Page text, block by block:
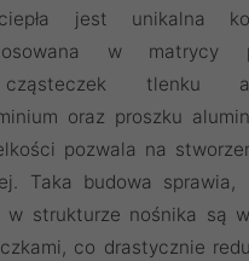
jest unikalna
w matrycy
cząsteczek tlenku
oraz proszku
pozwala na
Taka budowa sprawia,
strukturze nośnika są
co drastycznie